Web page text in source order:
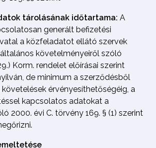
tárolásának időtartama: A
generált befizetési
a közfeladatot ellátó szervek
követelményeiről szóló
Korm. rendelet előírásai szerint
de minimum a szerződésből
érvényesíthetőségéig, a
kapcsolatos adatokat a
2000. évi C. törvény 169. § (1) szerint